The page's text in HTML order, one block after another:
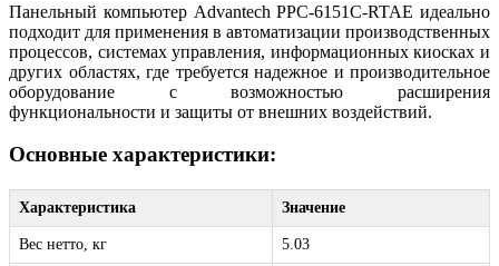
Панельный компьютер Advantech PPC-6151C-RTAE идеально
подходит для применения в автоматизации производственных
процессов, системах управления, информационных киосках и
других областях, где требуется надежное и производительное
оборудование с возможностью расширения
функциональности и защиты от внешних воздействий.
Основные характеристики:
Характеристика Значение
Вес нетто, кг 5.03